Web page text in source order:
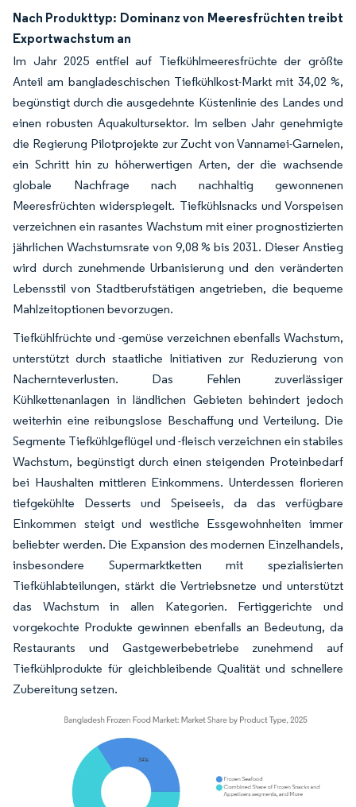
Nach Produkttyp: Dominanz von Meeresfrüchten treibt
Exportwachstum an
Im Jahr 2025 entfiel auf Tiefkühlmeeresfrüchte der größte
Anteil am bangladeschischen Tiefkühlkost-Markt mit 34,02 %,
begünstigt durch die ausgedehnte Küstenlinie des Landes und
einen robusten Aquakultursektor. Im selben Jahr genehmigte
die Regierung Pilotprojekte zur Zucht von Vannamei-Garnelen,
ein Schritt hin zu höherwertigen Arten, der die wachsende
globale Nachfrage nach nachhaltig gewonnenen
Meeresfrüchten widerspiegelt. Tiefkühlsnacks und Vorspeisen
verzeichnen ein rasantes Wachstum mit einer prognostizierten
jährlichen Wachstumsrate von 9,08 % bis 2031. Dieser Anstieg
wird durch zunehmende Urbanisierung und den veränderten
Lebensstil von Stadtberufstätigen angetrieben, die bequeme
Mahlzeitoptionen bevorzugen.
Tiefkühlfrüchte und -gemüse verzeichnen ebenfalls Wachstum,
unterstützt durch staatliche Initiativen zur Reduzierung von
Nachernteverlusten. Das Fehlen zuverlässiger
Kühlkettenanlagen in ländlichen Gebieten behindert jedoch
weiterhin eine reibungslose Beschaffung und Verteilung. Die
Segmente Tiefkühlgeflügel und -fleisch verzeichnen ein stabiles
Wachstum, begünstigt durch einen steigenden Proteinbedarf
bei Haushalten mittleren Einkommens. Unterdessen florieren
tiefgekühlte Desserts und Speiseeis, da das verfügbare
Einkommen steigt und westliche Essgewohnheiten immer
beliebter werden. Die Expansion des modernen Einzelhandels,
insbesondere Supermarktketten mit spezialisierten
Tiefkühlabteilungen, stärkt die Vertriebsnetze und unterstützt
das Wachstum in allen Kategorien. Fertiggerichte und
vorgekochte Produkte gewinnen ebenfalls an Bedeutung, da
Restaurants und Gastgewerbebetriebe zunehmend auf
Tiefkühlprodukte für gleichbleibende Qualität und schnellere
Zubereitung setzen.